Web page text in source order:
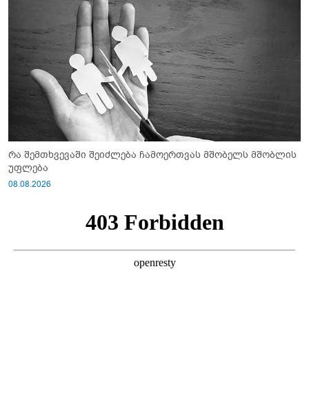
რა შემთხვევაში შეიძლება ჩამოერთვას მშობელს მშობლის
უფლება
08.08.2026